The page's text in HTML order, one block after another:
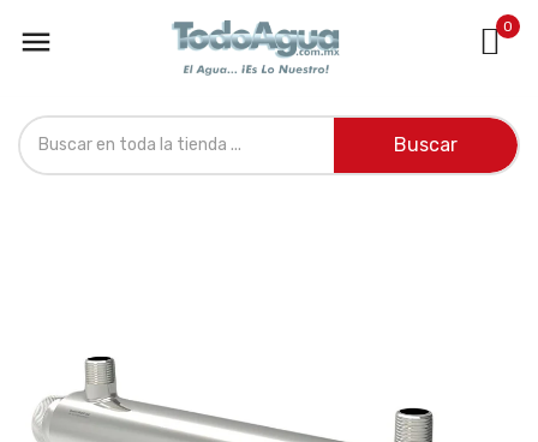
 0
Buscar